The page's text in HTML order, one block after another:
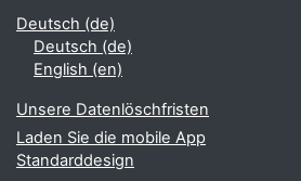
Deutsch ‎(de)‎
Deutsch ‎(de)‎
English ‎(en)‎
Unsere Datenlöschfristen
Laden Sie die mobile App
Standarddesign